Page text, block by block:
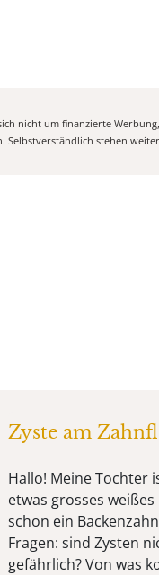
nicht um finanzierte
Selbstverständlich stehen
Zyste am
Hallo! Meine Tochter
etwas grosses
schon ein
Fragen: sind Zysten
gefährlich? Von was